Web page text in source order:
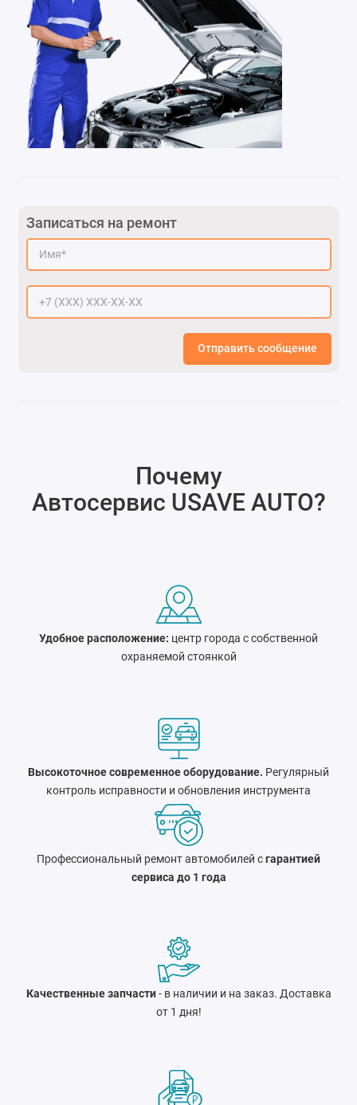
Записаться на ремонт
Отправить сообщение
Почему
Автосервис USAVE AUTO?
Удобное расположение: центр города c собственной
охраняемой стоянкой
Высокоточное современное оборудование. Регулярный
контроль исправности и обновления инструмента
Профессиональный ремонт автомобилей сгарантией
сервиса до 1 года
Качественные запчасти- в наличии и на заказ. Доставка
от 1 дня!